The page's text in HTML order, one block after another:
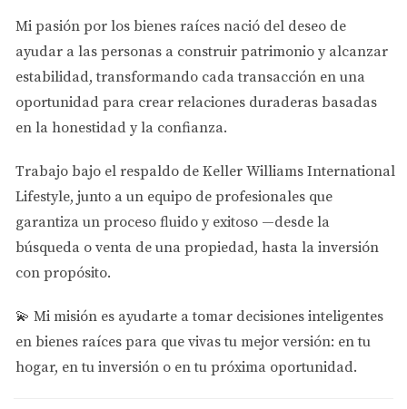
Al final del proceso, podrás obtener un rango estimado
del precio justo basado en las propiedades comparables.
Esto no solo te dará una idea clara del valor, sino que
también te permitirá negociar mejor.
Si buscas una evaluación más precisa y detallada,
contratar a un tasador profesional puede ser la mejor
opción. Un tasador evaluará la propiedad teniendo en
cuenta factores como su estado físico, mejoras realizadas
proporciona un informe detallado que puede ser
invaluable durante la negociación. Recuerda que aunque
las evaluaciones profesionales tienen un costo asociado,
Mi pasión por los bienes raíces nació del deseo de
ayudar a las personas a construir patrimonio y alcanzar
estabilidad, transformando cada transacción en una
oportunidad para crear relaciones duraderas basadas
en la honestidad y la confianza.
Trabajo bajo el respaldo de Keller Williams International
Lifestyle, junto a un equipo de profesionales que
garantiza un proceso fluido y exitoso —desde la
búsqueda o venta de una propiedad, hasta la inversión
con propósito.
💫 Mi misión es ayudarte a tomar decisiones inteligentes
en bienes raíces para que vivas tu mejor versión: en tu
hogar, en tu inversión o en tu próxima oportunidad.